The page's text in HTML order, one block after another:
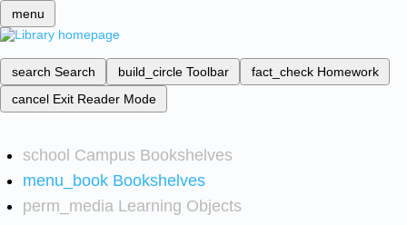
menu
search Search build_circle Toolbar fact_check Homework
cancel Exit Reader Mode
school Campus Bookshelves
menu_book Bookshelves
perm_media Learning Objects